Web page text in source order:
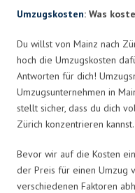
Umzugskosten: Was
Du willst von Mainz nach
hoch die Umzugskosten
Antworten für dich!
Umzugsunternehmen in
stellt sicher, dass du dich
Zürich konzentrieren kannst.
Bevor wir auf die Kosten
der Preis für einen Umzug
verschiedenen Faktoren